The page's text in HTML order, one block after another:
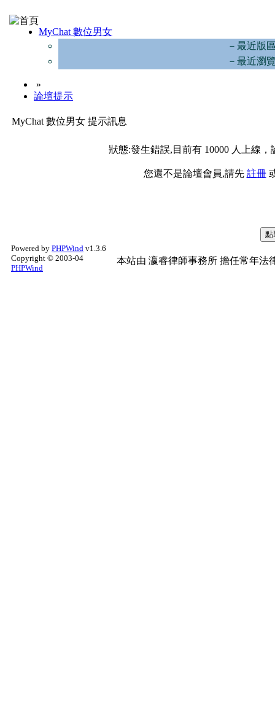
MyChat 數位男女
－最近版
－最近瀏
»
論壇提示
MyChat 數位男女 提示訊息
狀態:發生錯誤,目前有 10000 人上線
您還不是論壇會員,請先 註冊
Powered by PHPWind v1.3.6
Copyright © 2003-04
PHPWind
本站由 瀛睿律師事務所 擔任常年法